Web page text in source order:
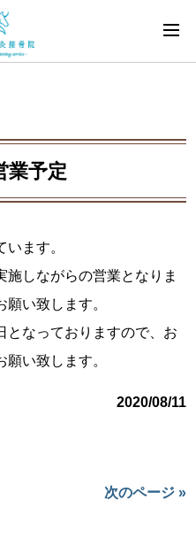
業予定
ます。
施しながらの営業となりま
い致します。
となっておりますので、お
い致します。
2020/08/11
次のページ »